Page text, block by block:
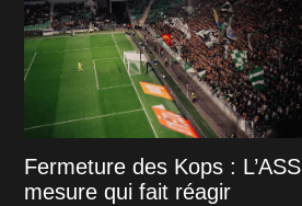
Fermeture des Kops :
mesure qui fait réagir